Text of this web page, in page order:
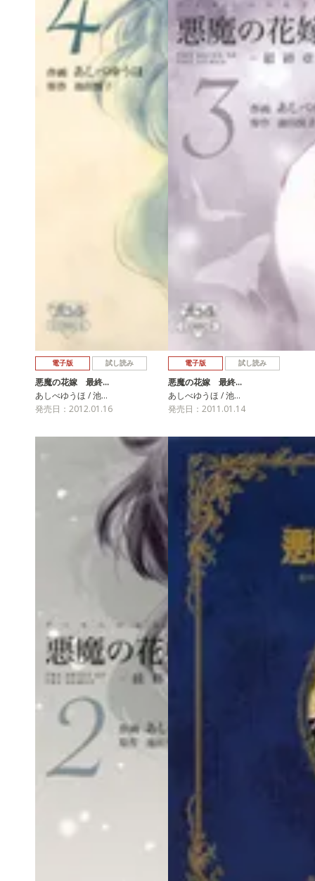
電子版 試し読み
悪魔の花嫁 最終…
あしべゆうほ / 池…
発売日：2012.01.16
電子版 試し読み
悪魔の花嫁 最終…
あしべゆうほ / 池…
発売日：2011.01.14